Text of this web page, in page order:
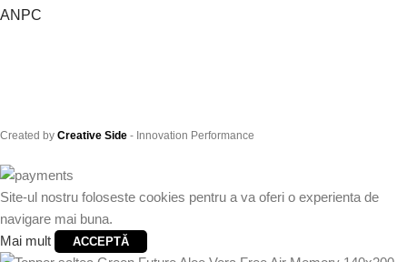
ANPC
Created by Creative Side - Innovation Performance
Site-ul nostru foloseste cookies pentru a va oferi o experienta de
navigare mai buna.
Mai mult
ACCEPTĂ